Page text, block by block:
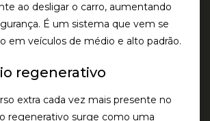
ao desligar o carro, aumentando
É um sistema que vem se
em veículos de médio e alto padrão.
regenerativo
extra cada vez mais presente no
regenerativo surge como uma